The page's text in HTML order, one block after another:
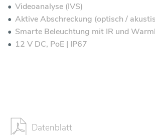
Videoanalyse (IVS)
Aktive Abschreckung (optisch /
Smarte Beleuchtung mit IR und
12 V DC, PoE | IP67
Datenblatt